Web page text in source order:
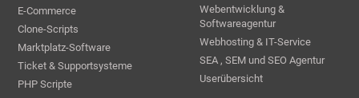
E-Commerce
Clone-Scripts
Marktplatz-Software
Ticket & Supportsysteme
PHP Scripte
Webentwicklung &
Softwareagentur
Webhosting & IT-Service
SEA , SEM und SEO Agentur
Userübersicht